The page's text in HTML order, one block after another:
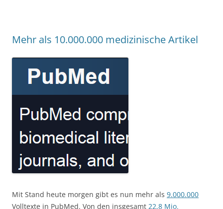
Mehr als 10.000.000 medizinische Artikel
Mit Stand heute morgen gibt es nun mehr als 9.000.000
Volltexte in PubMed. Von den insgesamt 22,8 Mio.